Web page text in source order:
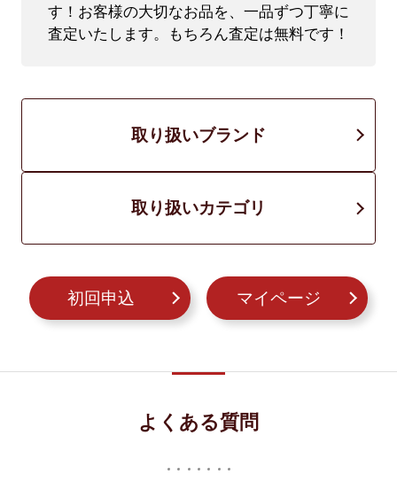
す！ お客様の大切なお品を、一品ずつ丁寧に
査定いたします。もちろん査定は無料です！
取り扱いブランド
取り扱いカテゴリ
初回申込 マイページ
よくある質問